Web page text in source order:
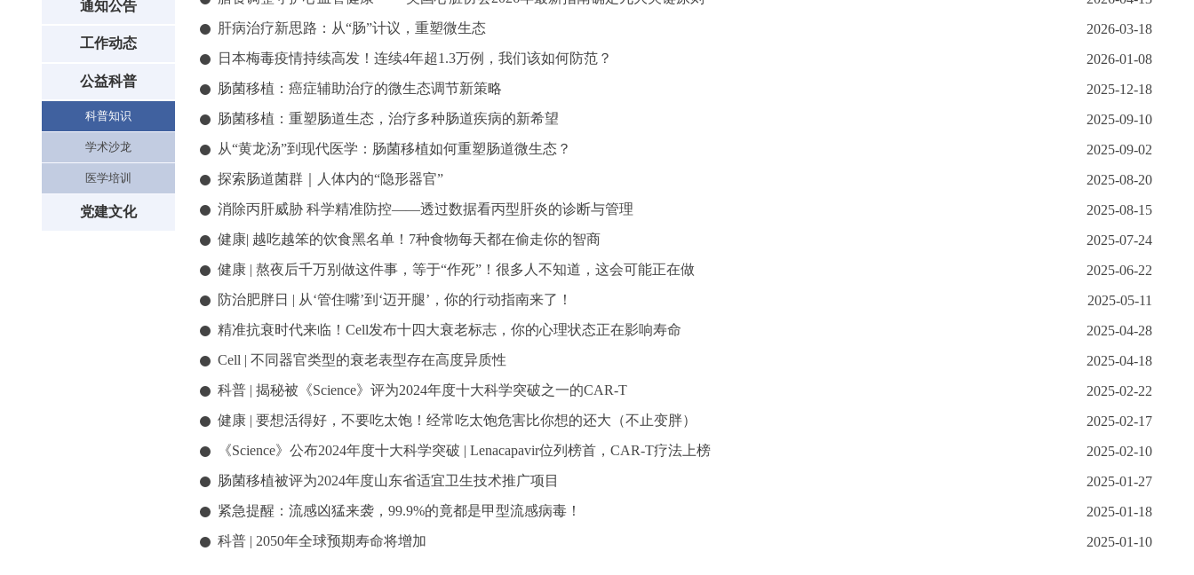
通知公告
工作动态
公益科普
科普知识
学术沙龙
医学培训
党建文化
肝病治疗新思路：从“肠”计议，重塑微生态
2026-03-18
日本梅毒疫情持续高发！连续4年超1.3万例，我们该如何防范？
2026-01-08
肠菌移植：癌症辅助治疗的微生态调节新策略
2025-12-18
肠菌移植：重塑肠道生态，治疗多种肠道疾病的新希望
2025-09-10
从“黄龙汤”到现代医学：肠菌移植如何重塑肠道微生态？
2025-09-02
探索肠道菌群｜人体内的“隐形器官”
2025-08-20
消除丙肝威胁 科学精准防控——透过数据看丙型肝炎的诊断与管理
2025-08-15
健康| 越吃越笨的饮食黑名单！7种食物每天都在偷走你的智商
2025-07-24
健康 | 熬夜后千万别做这件事，等于“作死”！很多人不知道，这会可能正在做
2025-06-22
防治肥胖日 | 从‘管住嘴’到‘迈开腿’，你的行动指南来了！
2025-05-11
精准抗衰时代来临！Cell发布十四大衰老标志，你的心理状态正在影响寿命
2025-04-28
Cell | 不同器官类型的衰老表型存在高度异质性
2025-04-18
科普 | 揭秘被《Science》评为2024年度十大科学突破之一的CAR-T
2025-02-22
健康 | 要想活得好，不要吃太饱！经常吃太饱危害比你想的还大（不止变胖）
2025-02-17
《Science》公布2024年度十大科学突破 | Lenacapavir位列榜首，CAR-T疗法上榜
2025-02-10
肠菌移植被评为2024年度山东省适宜卫生技术推广项目
2025-01-27
紧急提醒：流感凶猛来袭，99.9%的竟都是甲型流感病毒！
2025-01-18
科普 | 2050年全球预期寿命将增加
2025-01-10